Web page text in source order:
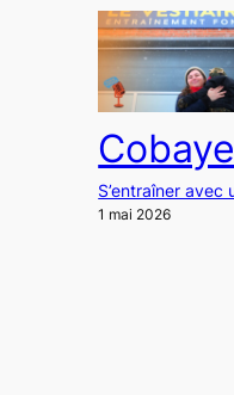
Cobaye
S’entraîner
1 mai 2026